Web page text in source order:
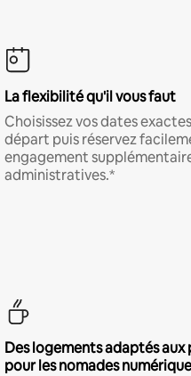
La flexibilité qu'il vous faut
Choisissez vos dates
départ puis réservez
engagement
administratives.*
Des logements adaptés aux
pour les nomades